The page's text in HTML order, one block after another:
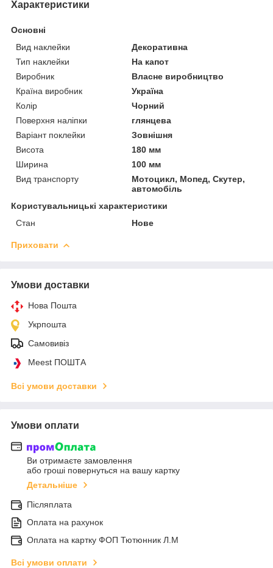
Характеристики
Основні
Вид наклейки
Декоративна
Тип наклейки
На капот
Виробник
Власне виробництво
Країна виробник
Україна
Колір
Чорний
Поверхня наліпки
глянцева
Варіант поклейки
Зовнішня
Висота
180 мм
Ширина
100 мм
Вид транспорту
Мотоцикл, Мопед, Скутер,
автомобіль
Користувальницькі характеристики
Стан
Нове
Приховати
Умови доставки
Нова Пошта
Укрпошта
Самовивіз
Meest ПОШТА
Всі умови доставки
Умови оплати
Ви отримаєте замовлення
або гроші повернуться на вашу картку
Детальніше
Післяплата
Оплата на рахунок
Оплата на картку ФОП Тютюнник Л.М
Всі умови оплати